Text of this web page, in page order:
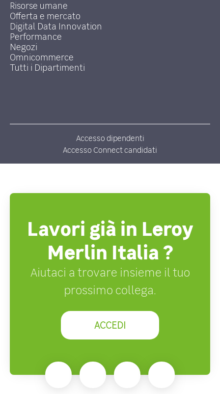
Risorse umane
Offerta e mercato
Digital Data Innovation
Performance
Negozi
Omnicommerce
Tutti i Dipartimenti
Accesso dipendenti
Accesso Connect candidati
Lavori già in Leroy
Merlin Italia ?
Aiutaci a trovare insieme il tuo
prossimo collega.
ACCEDI